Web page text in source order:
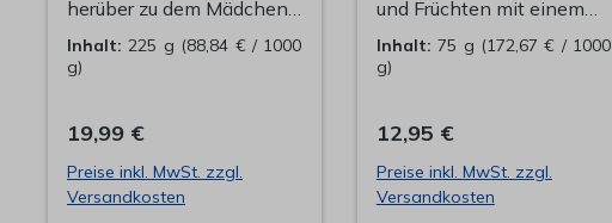
herüber zu dem Mädchen
mit der blauen Schleife im
Haar. Ihre Augen
Apfelsinen. Mit einem
Schluck köstlichen
Ingwer-Orangen Tees,
schlürft er sich Mut an.
Inhalt:225 g (88,84 € / 1000
g)
19,99 €
Preise inkl. MwSt. zzgl.
Versandkosten
und Früchten mit einem
frischen Ingwer-Orangen-
Geschmack. 25
Refillbeutel zu
Wiederbefüllung der
Dööse. Präsentieren Sie
Ihre Schlürf-Tees mit Stil
Inhalt:75 g (172,67 € / 1000
g)
12,95 €
Preise inkl. MwSt. zzgl.
Versandkosten